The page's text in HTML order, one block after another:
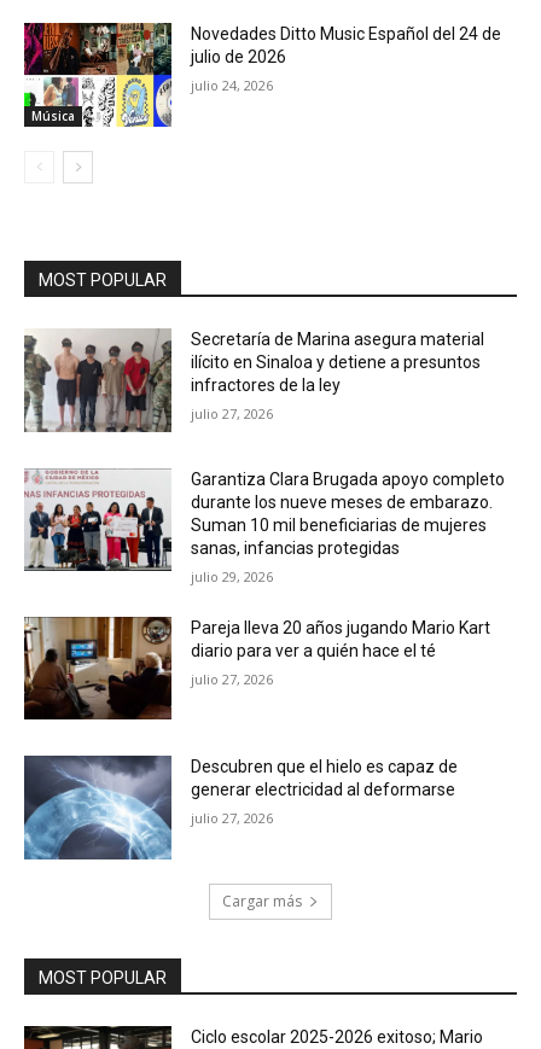
Música
Novedades Ditto Music Español del 24 de
julio de 2026
julio 24, 2026
MOST POPULAR
Secretaría de Marina asegura material
ilícito en Sinaloa y detiene a presuntos
infractores de la ley
julio 27, 2026
Garantiza Clara Brugada apoyo completo
durante los nueve meses de embarazo.
Suman 10 mil beneficiarias de mujeres
sanas, infancias protegidas
julio 29, 2026
Pareja lleva 20 años jugando Mario Kart
diario para ver a quién hace el té
julio 27, 2026
Descubren que el hielo es capaz de
generar electricidad al deformarse
julio 27, 2026
Cargar más
MOST POPULAR
Ciclo escolar 2025-2026 exitoso; Mario